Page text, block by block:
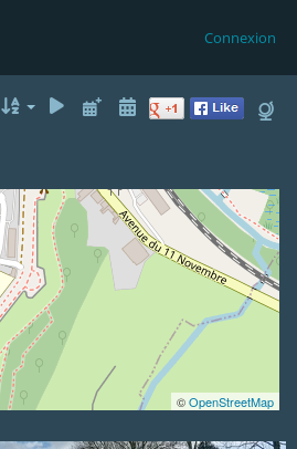
Connexion
©OpenStreetMap